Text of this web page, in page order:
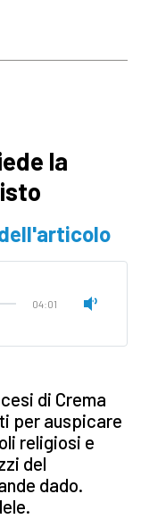
la
04:01
di Crema
per auspicare
religiosi e
del
dado.